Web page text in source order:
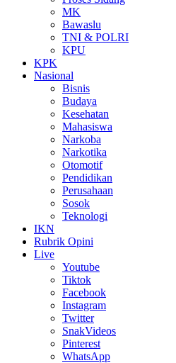
MK
Bawaslu
TNI & POLRI
KPU
KPK
Nasional
Bisnis
Budaya
Kesehatan
Mahasiswa
Narkoba
Narkotika
Otomotif
Pendidikan
Perusahaan
Sosok
Teknologi
IKN
Rubrik Opini
Live
Youtube
Tiktok
Facebook
Instagram
Twitter
SnakVideos
Pinterest
WhatsApp